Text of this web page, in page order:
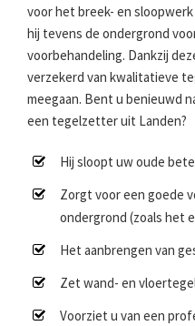
voor het breek- en
hij tevens de ondergrond
voorbehandeling. Dankzij
verzekerd van kwalitatieve
meegaan. Bent u benieuwd
een tegelzetter uit Landen?
Hij sloopt uw oude
Zorgt voor een goede
ondergrond (zoals het
Het aanbrengen van
Zet wand- en
Voorziet u van een